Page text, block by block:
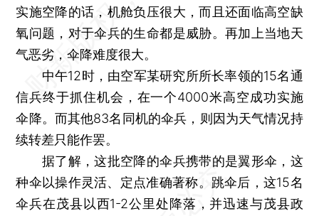
实施空降的话，机舱负压很大，而且还面临高空缺
氧问题，对于伞兵的生命都是威胁。再加上当地天
气恶劣，伞降难度很大。
中午12时，由空军某研究所所长率领的15名通
信兵终于抓住机会，在一个4000米高空成功实施
伞降。而其他83名同机的伞兵，则因为天气情况持
续转差只能作罢。
据了解，这批空降的伞兵携带的是翼形伞，这
种伞以操作灵活、定点准确著称。跳伞后，这15名
伞兵在茂县以西1-2公里处降落，并迅速与茂县政